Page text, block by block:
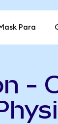
Para
-